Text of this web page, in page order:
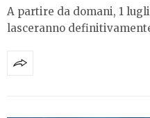
A partire da domani, 1
lasceranno